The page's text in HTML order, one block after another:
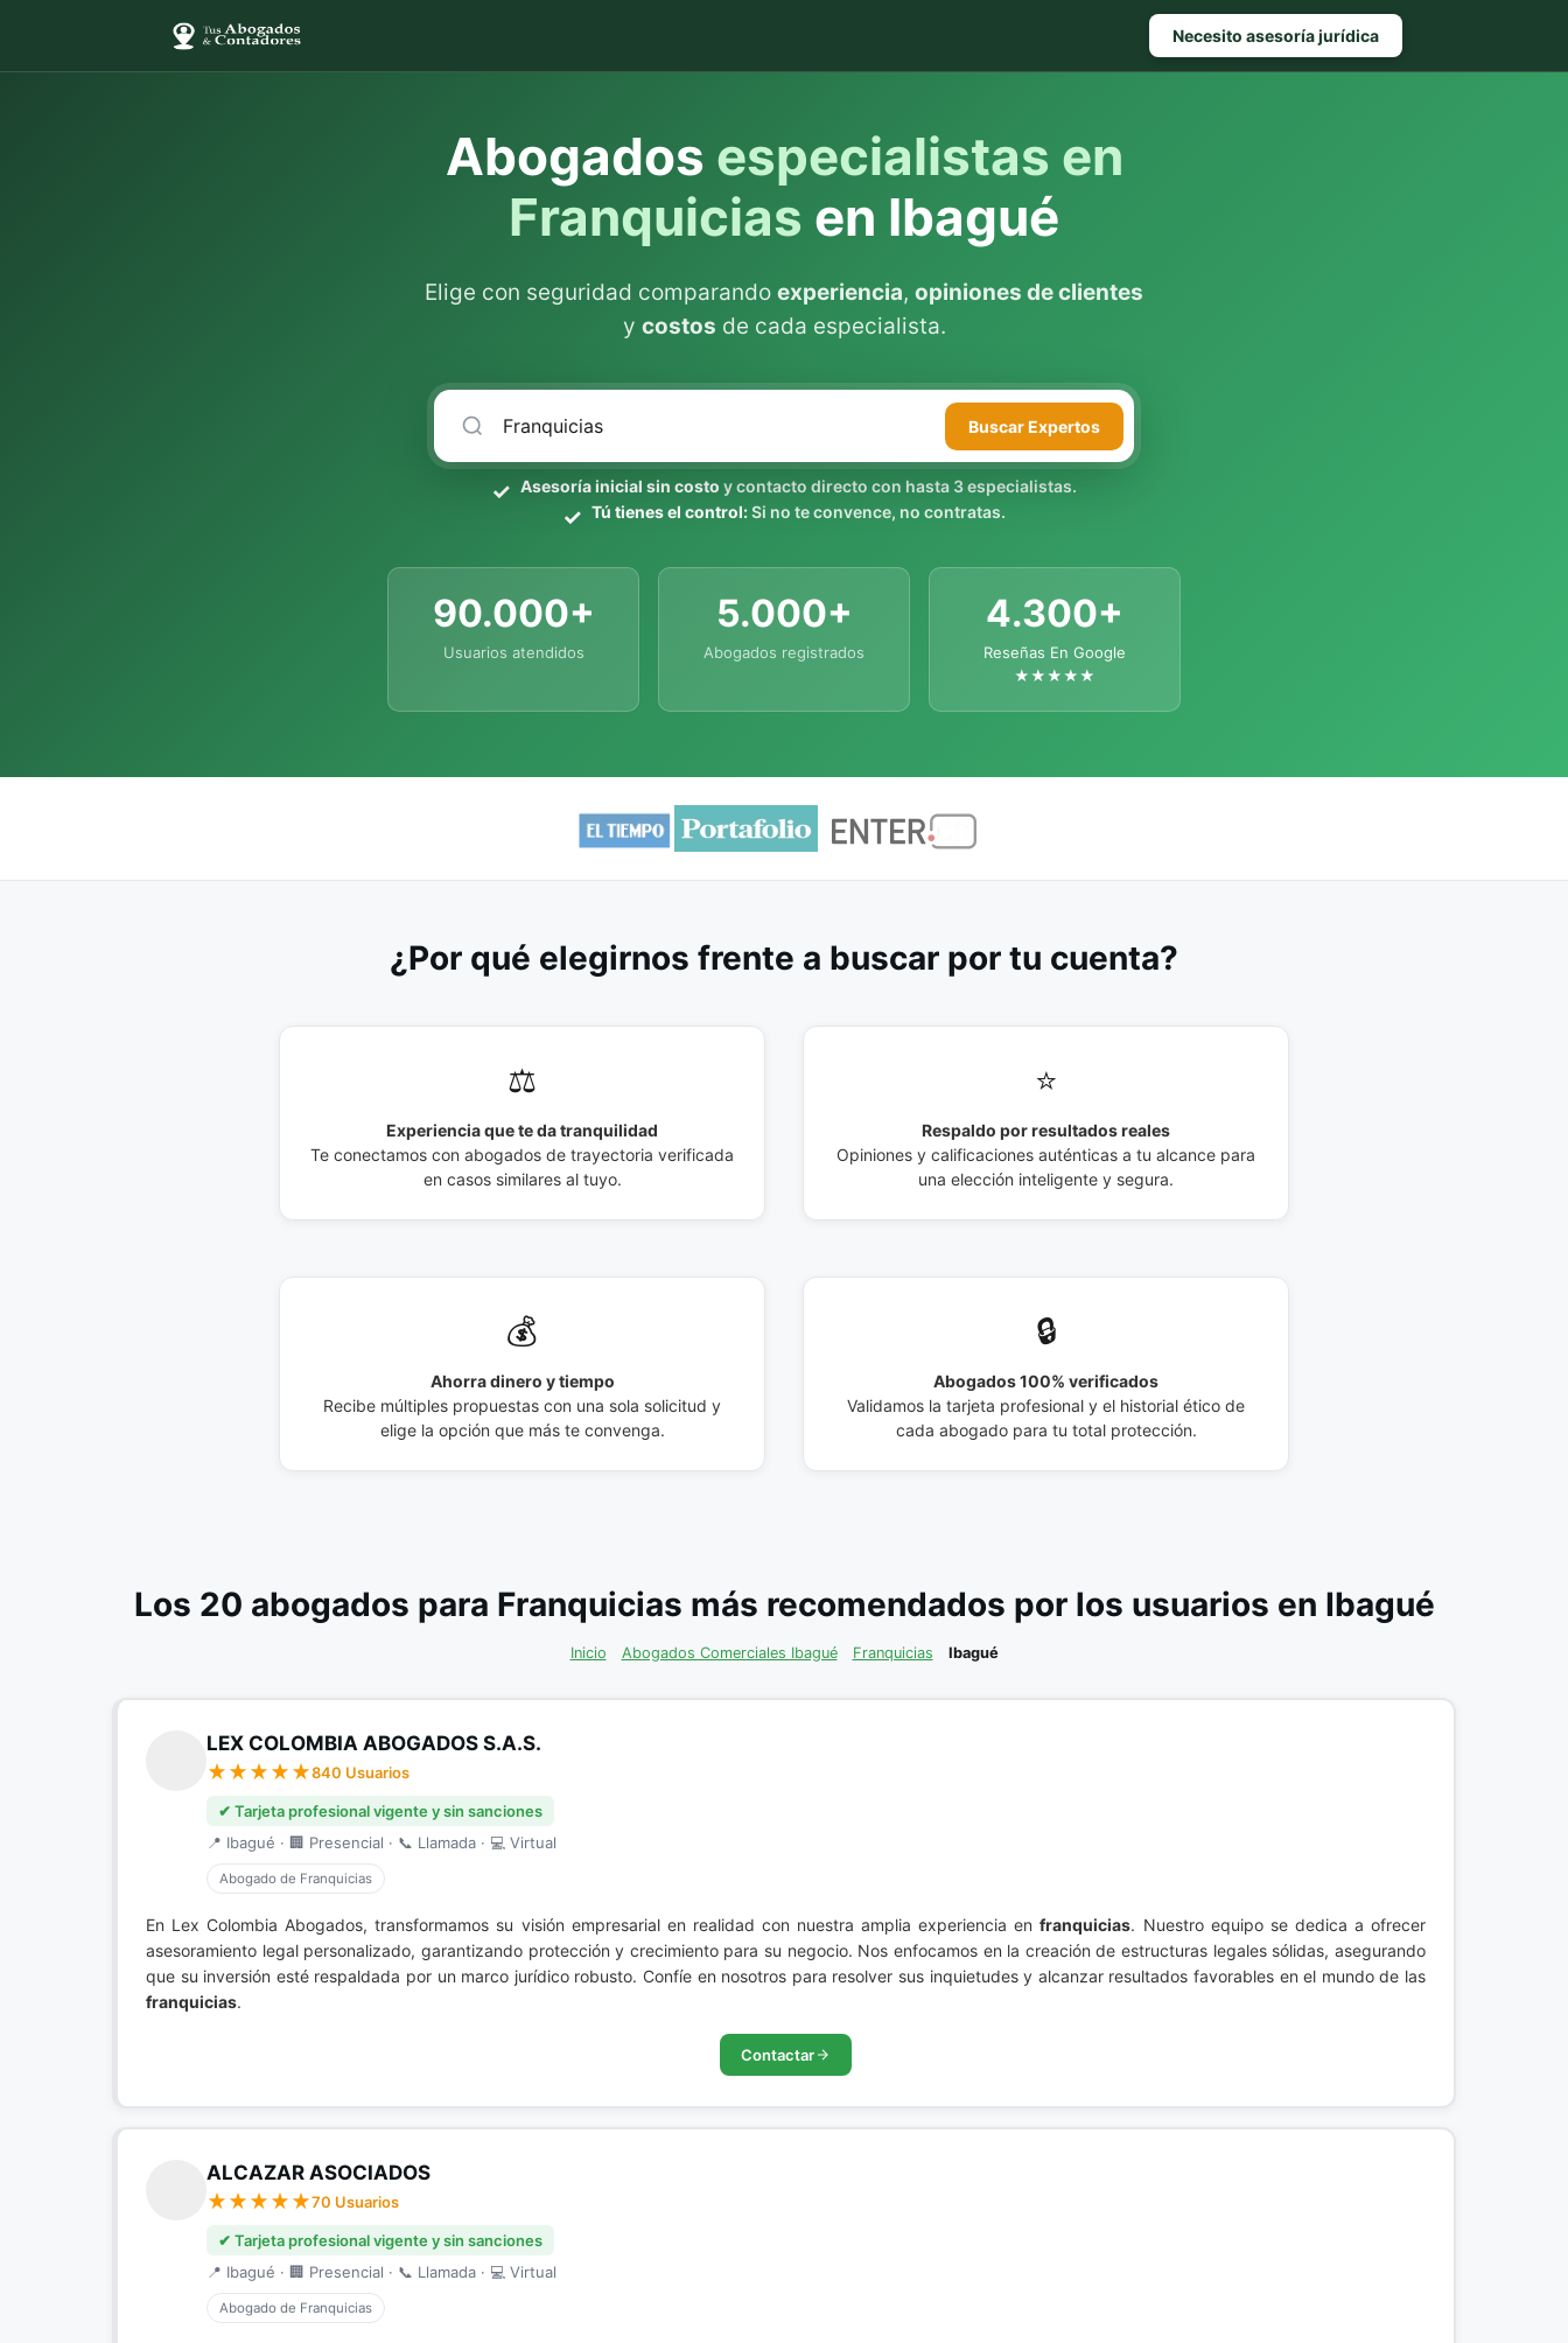
Necesito asesoría jurídica
Abogados especialistas en
Franquicias en Ibagué
Elige con seguridad comparando experiencia, opiniones de clientes
y costos de cada especialista.
BuscarExpertos
Asesoría inicial sin costo y contacto directo con hasta 3 especialistas.
Tú tienes el control:Si no te convence, no contratas.
90.000+
Usuarios atendidos
5.000+
Abogados registrados
4.300+
Reseñas En Google
★★★★★
¿Por qué elegirnos frente a buscar por tu cuenta?
⚖️
Experiencia que te da tranquilidad
Te conectamos con abogados de trayectoria verificada
en casos similares al tuyo.
⭐
Respaldo por resultados reales
Opiniones y calificaciones auténticas a tu alcance para
una elección inteligente y segura.
💰
Ahorra dinero y tiempo
Recibe múltiples propuestas con una sola solicitud y
elige la opción que más te convenga.
🔒
Abogados 100% verificados
Validamos la tarjeta profesional y el historial ético de
cada abogado para tu total protección.
Los 20 abogados para Franquicias más recomendados por los usuarios en Ibagué
Inicio Abogados Comerciales Ibagué Franquicias Ibagué
LEX COLOMBIA ABOGADOS S.A.S.
840 Usuarios
✔ Tarjeta profesional vigente y sin sanciones
📍 Ibagué · 🏢 Presencial · 📞 Llamada · 💻 Virtual
Abogado de Franquicias
En Lex Colombia Abogados, transformamos su visión empresarial en realidad con nuestra amplia experiencia enfranquicias. Nuestro equipo se dedica a ofrecer
asesoramiento legal personalizado, garantizando protección y crecimiento para su negocio. Nos enfocamos en la creación de estructuras legales sólidas, asegurando
que su inversión esté respaldada por un marco jurídico robusto. Confíe en nosotros para resolver sus inquietudes y alcanzar resultados favorables en el mundo de las
franquicias.
Contactar
ALCAZAR ASOCIADOS
70 Usuarios
✔ Tarjeta profesional vigente y sin sanciones
📍 Ibagué · 🏢 Presencial · 📞 Llamada · 💻 Virtual
Abogado de Franquicias